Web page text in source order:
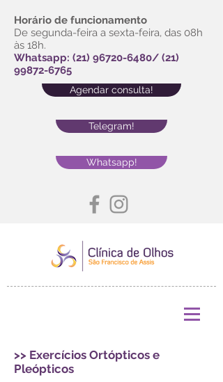
Horário de funcionamento
De segunda-feira a sexta-feira, das 08h
às 18h.
Whatsapp: (21) 96720-6480/ (21)
99872-6765
Agendar consulta!
Telegram!
Whatsapp!
>> Exercícios Ortópticos e
Pleópticos